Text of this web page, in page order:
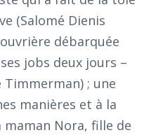
(Salomé Dienis
débarquée
jobs deux jours –
; une
manières et à la
Nora, fille de